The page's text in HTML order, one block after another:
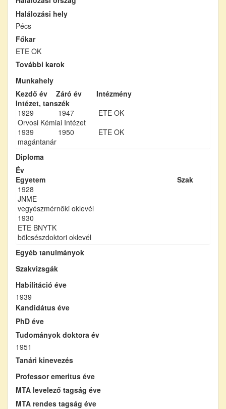
Halálozási hely
Pécs
Főkar
ETE OK
További karok
Munkahely
Kezdő év
Záró év
Intézmény
Intézet, tanszék
1929
1947
ETE OK
Orvosi Kémiai Intézet
1939
1950
ETE OK
magántanár
Diploma
Év
Egyetem
Szak
1928
JNME
vegyészmérnöki oklevél
1930
ETE BNYTK
bölcsészdoktori oklevél
Egyéb tanulmányok
Szakvizsgák
Habilitáció éve
1939
Kandidátus éve
PhD éve
Tudományok doktora év
1951
Tanári kinevezés
Professor emeritus éve
MTA levelező tagság éve
MTA rendes tagság éve